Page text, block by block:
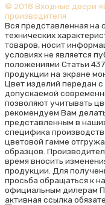
© 2018 Входные двери
производителя
Вся представленная на
технических
товаров, носит
условиях не является
положениями Статьи
продукции на экране
Цвет изделий передан
допускаемой
позволяют учитывать
рекомендуем Вам
представленным в
специфика
цветовой гамме
образцов.
время вносить
продукции. Для
просьба обращаться к
официальным дилерам
активная ссылка